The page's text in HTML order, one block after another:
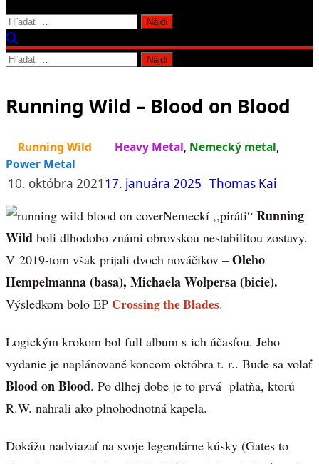
Hľadať:
Hľadať:
Running Wild – Blood on Blood
Running Wild Heavy Metal, Nemecký metal,
Power Metal
10. októbra 202117. januára 2025 Thomas Kai
Nemeckí ,,piráti“ Running
Wild boli dlhodobo známi obrovskou nestabilitou zostavy.
V 2019-tom však prijali dvoch nováčikov – Oleho
Hempelmanna (basa), Michaela Wolpersa (bicie).
Výsledkom bolo EP Crossing the Blades.
Logickým krokom bol full album s ich účasťou. Jeho
vydanie je naplánované koncom októbra t. r.. Bude sa volať
Blood on Blood. Po dlhej dobe je to prvá platňa, ktorú
R.W. nahrali ako plnohodnotná kapela.
Dokážu nadviazať na svoje legendárne kúsky (Gates to